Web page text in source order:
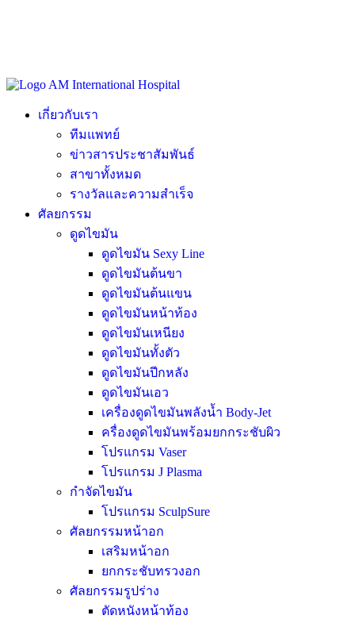
เกี่ยวกับเรา
ทีมแพทย์
ข่าวสารประชาสัมพันธ์
สาขาทั้งหมด
รางวัลและความสำเร็จ
ศัลยกรรม
ดูดไขมัน
ดูดไขมัน Sexy Line
ดูดไขมันต้นขา
ดูดไขมันต้นแขน
ดูดไขมันหน้าท้อง
ดูดไขมันเหนียง
ดูดไขมันทั้งตัว
ดูดไขมันปีกหลัง
ดูดไขมันเอว
เครื่องดูดไขมันพลังน้ำ Body-Jet
ครื่องดูดไขมันพร้อมยกกระชับผิว
โปรแกรม Vaser
โปรแกรม J Plasma
กำจัดไขมัน
โปรแกรม SculpSure
ศัลยกรรมหน้าอก
เสริมหน้าอก
ยกกระชับทรวงอก
ศัลยกรรมรูปร่าง
ตัดหนังหน้าท้อง